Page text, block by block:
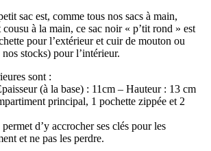
sac est, comme tous nos sacs à main,
à la main, ce sac noir « p’tit rond » est
pour l’extérieur et cuir de mouton ou
stocks) pour l’intérieur.
sont :
(à la base) : 11cm – Hauteur : 13 cm
principal, 1 pochette zippée et 2
d’y accrocher ses clés pour les
et ne pas les perdre.